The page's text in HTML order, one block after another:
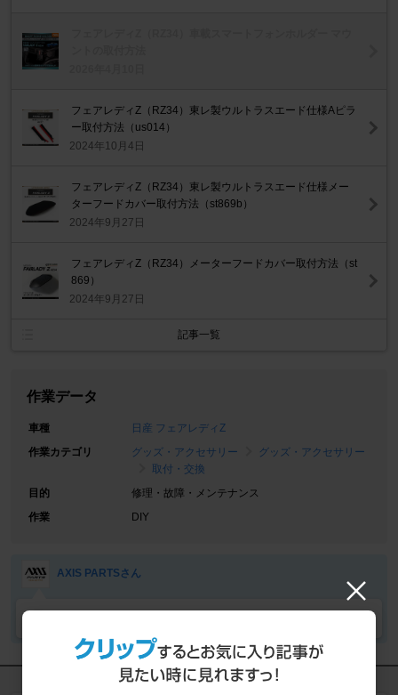
フェアレディZ（RZ34）東レ製ウルトラスエード仕様Aピラ
ー取付方法（us014）
2024年10月4日
フェアレディZ（RZ34）東レ製ウルトラスエード仕様メー
ターフードカバー取付方法（st869b）
2024年9月27日
フェアレディZ（RZ34）メーターフードカバー取付方法（st
869）
2024年9月27日
記事一覧
作業データ
車種
日産 フェアレディZ
作業カテゴリ
グッズ・アクセサリー
グッズ・アクセサリー
取付・交換
目的
修理・故障・メンテナンス
作業
DIY
AXIS PARTSさん